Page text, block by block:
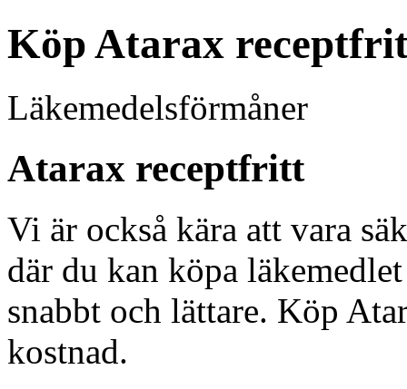
Köp Atarax
Läkemedelsförmåner
Atarax receptfritt
Vi är också kära att vara
där du kan köpa
snabbt och lättare. Köp
kostnad.